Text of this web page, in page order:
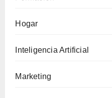
Hogar
Inteligencia Artificial
Marketing